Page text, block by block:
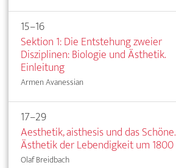
15–16
Sektion 1: Die Entstehung zweier
Disziplinen: Biologie und Ästhetik.
Einleitung
Armen Avanessian
17–29
Aesthetik, aisthesis und das Schöne.
Ästhetik der Lebendigkeit um 1800
Olaf Breidbach